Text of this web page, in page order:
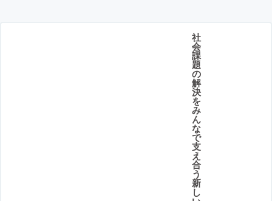
社
会
課
題
の
解
決
を
み
ん
な
で
支
え
合
う
新
し